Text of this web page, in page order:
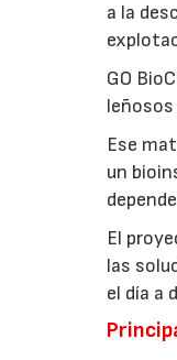
a la
GO
Ese
un
El
las
el día a